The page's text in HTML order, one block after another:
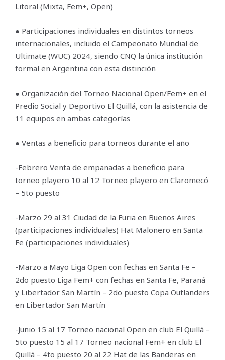
Litoral (Mixta, Fem+, Open)
● Participaciones individuales en distintos torneos
internacionales, incluido el Campeonato Mundial de
Ultimate (WUC) 2024, siendo CNQ la única institución
formal en Argentina con esta distinción
● Organización del Torneo Nacional Open/Fem+ en el
Predio Social y Deportivo El Quillá, con la asistencia de
11 equipos en ambas categorías
● Ventas a beneficio para torneos durante el año
-Febrero Venta de empanadas a beneficio para
torneo playero 10 al 12 Torneo playero en Claromecó
– 5to puesto
-Marzo 29 al 31 Ciudad de la Furia en Buenos Aires
(participaciones individuales) Hat Malonero en Santa
Fe (participaciones individuales)
-Marzo a Mayo Liga Open con fechas en Santa Fe –
2do puesto Liga Fem+ con fechas en Santa Fe, Paraná
y Libertador San Martín – 2do puesto Copa Outlanders
en Libertador San Martín
-Junio 15 al 17 Torneo nacional Open en club El Quillá –
5to puesto 15 al 17 Torneo nacional Fem+ en club El
Quillá – 4to puesto 20 al 22 Hat de las Banderas en